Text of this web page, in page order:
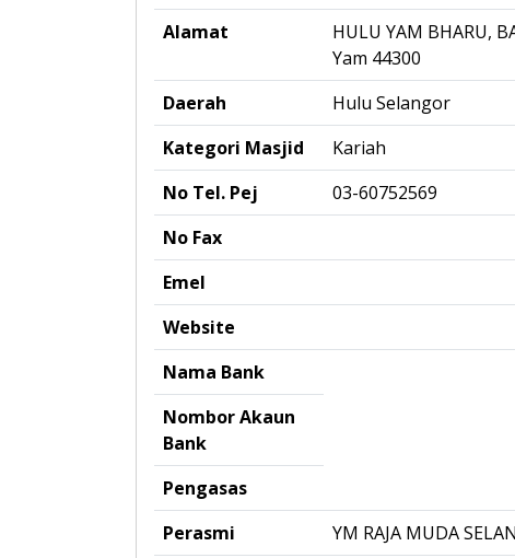
Alamat
HULU YAM BHARU,
Yam 44300
Daerah
Hulu Selangor
Kategori Masjid
Kariah
No Tel. Pej
03-60752569
No Fax
Emel
Website
Nama Bank
Nombor Akaun
Bank
Pengasas
Perasmi
YM RAJA MUDA